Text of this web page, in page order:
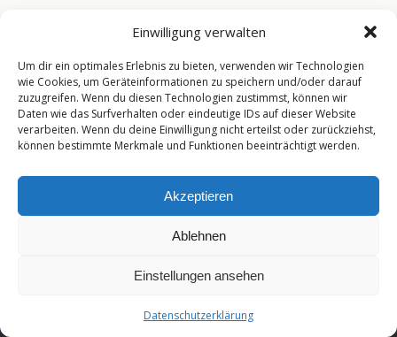
Einwilligung verwalten
Um dir ein optimales Erlebnis zu bieten, verwenden wir Technologien
wie Cookies, um Geräteinformationen zu speichern und/oder darauf
zuzugreifen. Wenn du diesen Technologien zustimmst, können wir
Daten wie das Surfverhalten oder eindeutige IDs auf dieser Website
verarbeiten. Wenn du deine Einwilligung nicht erteilst oder zurückziehst,
können bestimmte Merkmale und Funktionen beeinträchtigt werden.
Akzeptieren
Ablehnen
Einstellungen ansehen
Datenschutzerklärung